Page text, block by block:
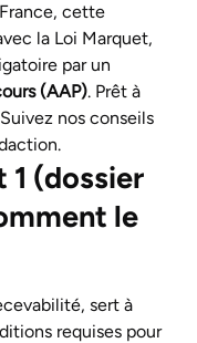
cette
la Loi Marquet,
par un
(AAP). Prêt à
nos conseils
(dossier
le
sert à
requises pour